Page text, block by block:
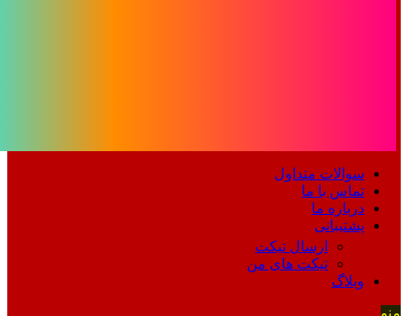
سوالات متداول
تماس با ما
درباره ما
پشتیبانی
ارسال تیکت
تیکت های من
وبلاگ
منو